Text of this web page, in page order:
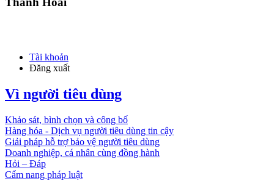
Tài khoản
Đăng xuất
Vì người tiêu dùng
Khảo sát, bình chọn và công bố
Hàng hóa - Dịch vụ người tiêu dùng tin cậy
Giải pháp hỗ trợ bảo vệ người tiêu dùng
Doanh nghiệp, cá nhân cùng đồng hành
Hỏi – Đáp
Cẩm nang pháp luật